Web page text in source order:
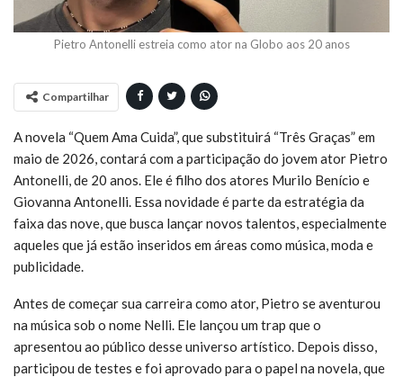
Pietro Antonelli estreia como ator na Globo aos 20 anos
Compartilhar
A novela “Quem Ama Cuida”, que substituirá “Três Graças” em
maio de 2026, contará com a participação do jovem ator Pietro
Antonelli, de 20 anos. Ele é filho dos atores Murilo Benício e
Giovanna Antonelli. Essa novidade é parte da estratégia da
faixa das nove, que busca lançar novos talentos, especialmente
aqueles que já estão inseridos em áreas como música, moda e
publicidade.
Antes de começar sua carreira como ator, Pietro se aventurou
na música sob o nome Nelli. Ele lançou um trap que o
apresentou ao público desse universo artístico. Depois disso,
participou de testes e foi aprovado para o papel na novela, que